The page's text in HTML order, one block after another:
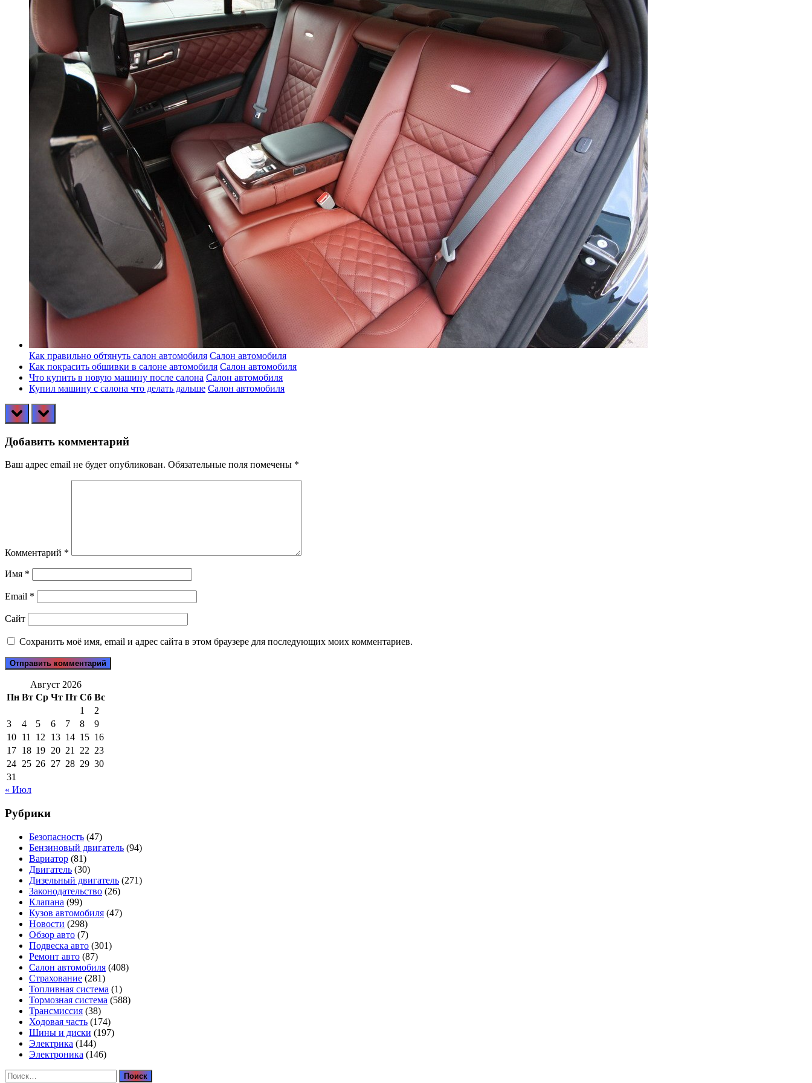
Как правильно обтянуть салон автомобиля Салон автомобиля
Как покрасить обшивки в салоне автомобиля Салон автомобиля
Что купить в новую машину после салона Салон автомобиля
Купил машину с салона что делать дальше Салон автомобиля
prev next
Добавить комментарий
Ваш адрес email не будет опубликован. Обязательные поля помечены *
Комментарий *
Имя *
Email *
Сайт
Сохранить моё имя, email и адрес сайта в этом браузере для последующих моих комментариев.
Август 2026
Пн Вт Ср Чт Пт Сб Вс
1
2
3
4 5 6 7 8
9
10 11 12 13 14 15 16
17 18 19 20 21 22 23
24 25 26 27 28 29 30
31
« Июл
Рубрики
Безопасность (47)
Бензиновый двигатель (94)
Вариатор (81)
Двигатель (30)
Дизельный двигатель (271)
Законодательство (26)
Клапана (99)
Кузов автомобиля (47)
Новости (298)
Обзор авто (7)
Подвеска авто (301)
Ремонт авто (87)
Салон автомобиля (408)
Страхование (281)
Топливная система (1)
Тормозная система (588)
Трансмиссия (38)
Ходовая часть (174)
Шины и диски (197)
Электрика (144)
Электроника (146)
Найти: